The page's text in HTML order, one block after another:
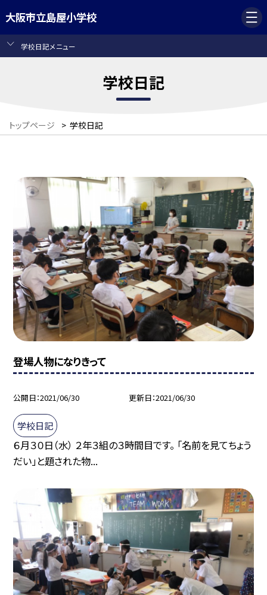
大阪市立島屋小学校
学校日記メニュー
学校日記
トップページ > 学校日記
登場人物になりきって
公開日 2021/06/30 更新日 2021/06/30
学校日記
６月３０日（水） ２年３組の３時間目です。 「名前を見てちょう
だい」と題された物...